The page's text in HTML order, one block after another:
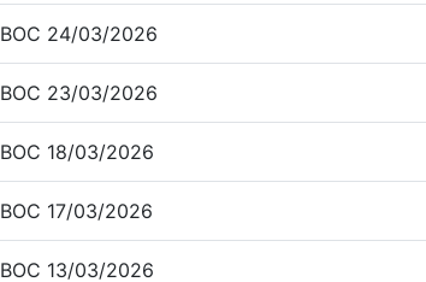
BOC 24/03/2026
BOC 23/03/2026
BOC 18/03/2026
BOC 17/03/2026
BOC 13/03/2026